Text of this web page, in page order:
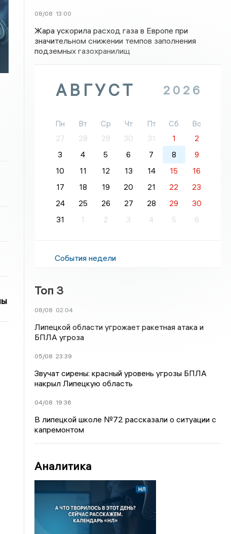
08/08 13:00
Жара ускорила расход газа в Европе при
значительном снижении темпов заполнения
подземных газохранилищ
АВГУСТ 2026
Пн Вт Ср Чт Пт Сб
Вс
27
28 29 30 31 1
2
3
4 5 6 7 8
9
10
11 12 13 14 15
16
17
18 19 20 21 22
23
24
25 26 27 28 29
30
31
1 2 3 4 5 6
События недели
Топ 3
08/08 02:04
Липецкой области угрожает ракетная атака и
БПЛА угроза
05/08 23:39
Звучат сирены: красный уровень угрозы БПЛА
накрыл Липецкую область
04/08 19:36
В липецкой школе №72 рассказали о ситуации с
капремонтом
Аналитика